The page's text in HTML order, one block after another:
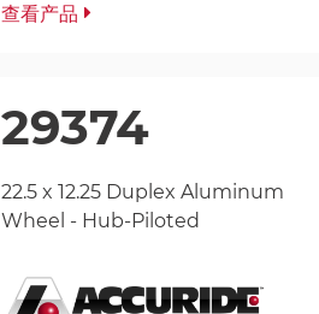
查看产品
29374
22.5 x 12.25 Duplex Aluminum
Wheel - Hub-Piloted